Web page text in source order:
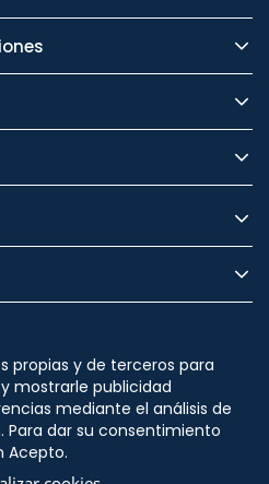
propias y de terceros para
mostrarle publicidad
mediante el análisis de
Para dar su consentimiento
Acepto.